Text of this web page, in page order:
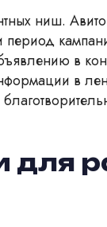
ниш.
в
в
для